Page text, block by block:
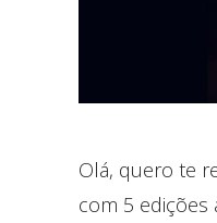
Olá, quero te
com 5 edições